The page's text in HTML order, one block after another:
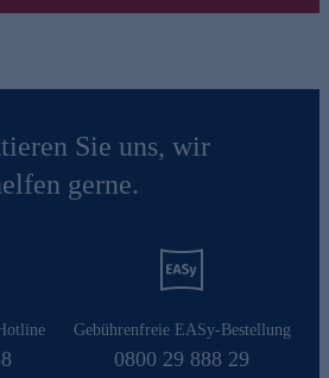
Sie uns, wir
gerne.
Gebührenfreie EASy-Bestellung
0800 29 888 29